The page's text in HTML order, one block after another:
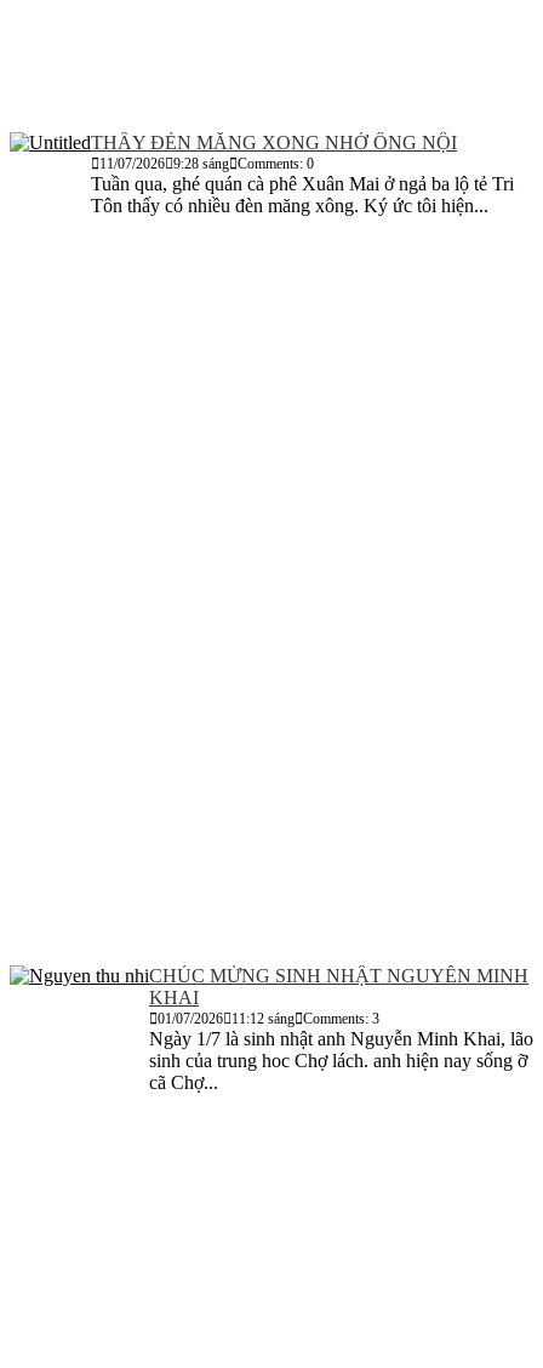
THẤY ĐÈN MĂNG XONG NHỚ ÔNG NỘI
11/07/2026 9:28 sáng Comments: 0
Tuần qua, ghé quán cà phê Xuân Mai ở ngả ba lộ tẻ Tri
Tôn thấy có nhiều đèn măng xông. Ký ức tôi hiện...
CHÚC MỪNG SINH NHẬT NGUYỄN MINH
KHAI
01/07/2026 11:12 sáng Comments: 3
Ngày 1/7 là sinh nhật anh Nguyễn Minh Khai, lão
sinh của trung hoc Chợ lách. anh hiện nay sống ỡ
cã Chợ...